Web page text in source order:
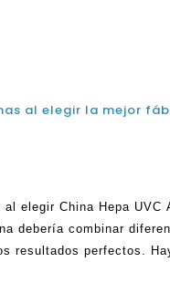
elegir China Hepa UVC
debería combinar
resultados perfectos.